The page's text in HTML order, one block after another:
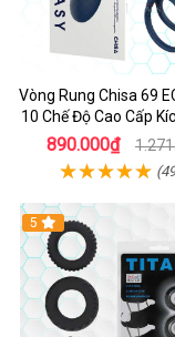
Vòng Rung Chisa 69
10 Chế Độ Cao Cấp
890.000₫
5